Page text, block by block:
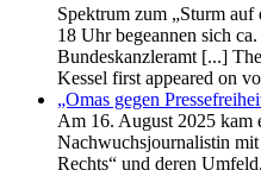
Spektrum zum „Sturm
18 Uhr begeannen sich
Bundeskanzleramt [...]
Kessel first appeared on
„Omas gegen
Am 16. August 2025 kam
Nachwuchsjournalistin
Rechts“ und deren